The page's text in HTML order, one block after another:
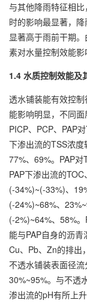
与其他降雨特征相
时的影响最显著，
显著高于雨前干期
素对水量控制效能影
1.4 水质控制效能及
透水铺装能有效控
能影响明显，不同
PICP、PCP、PAP
下渗出流的TSS浓度
77%、69%。PAP对
PAP下渗出流的
(-34%)~(-33%)、
(-24%)~68%、
(-2%)~64%、58%
能与PAP自身的沥
Cu、Pb、Zn的排出
不透水铺装表面径流
30%~95%。与不透
渗出流的pH有所上